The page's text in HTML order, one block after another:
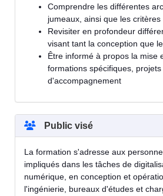
Comprendre les différentes
jumeaux, ainsi que les critères
Revisiter en profondeur
visant tant la conception que
Être informé à propos la mise
formations spécifiques,
d'accompagnement
Public visé
La formation s'adresse aux
impliqués dans les tâches de
numérique, en conception et
l'ingénierie, bureaux d'études et